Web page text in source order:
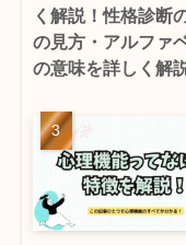
く解説！性格診断
の見方・アルファ
の意味を詳しく解